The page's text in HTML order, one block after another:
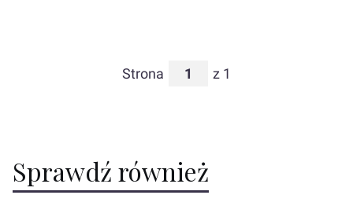
Strona z 1
Sprawdź również